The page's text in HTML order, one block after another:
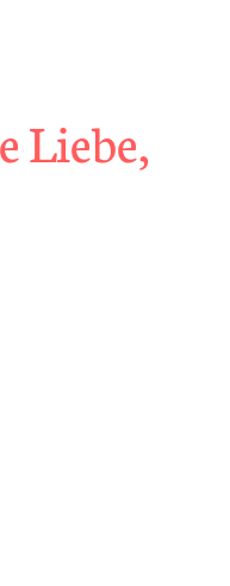
Liebe,